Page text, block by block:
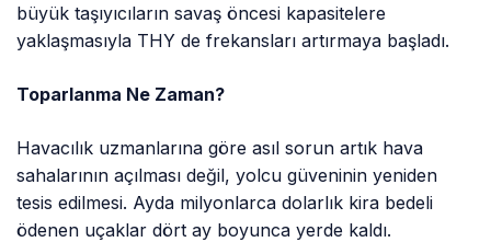
büyük taşıyıcıların savaş öncesi kapasitelere
yaklaşmasıyla THY de frekansları artırmaya başladı.
Toparlanma Ne Zaman?
Havacılık uzmanlarına göre asıl sorun artık hava
sahalarının açılması değil, yolcu güveninin yeniden
tesis edilmesi. Ayda milyonlarca dolarlık kira bedeli
ödenen uçaklar dört ay boyunca yerde kaldı.